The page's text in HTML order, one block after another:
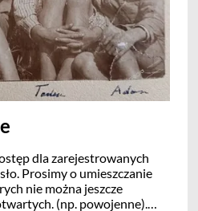
dla zarejestrowanych
Prosimy o umieszczanie
nie można jeszcze
(np. powojenne).